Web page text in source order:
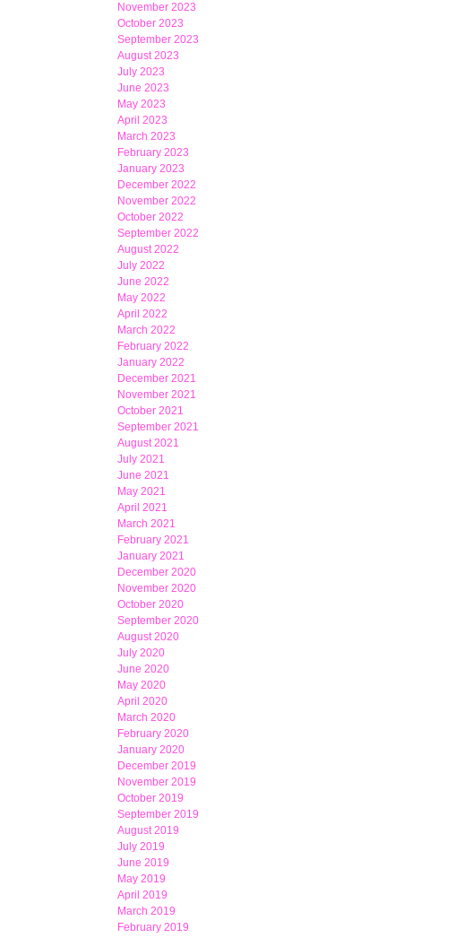
November 2023
October 2023
September 2023
August 2023
July 2023
June 2023
May 2023
April 2023
March 2023
February 2023
January 2023
December 2022
November 2022
October 2022
September 2022
August 2022
July 2022
June 2022
May 2022
April 2022
March 2022
February 2022
January 2022
December 2021
November 2021
October 2021
September 2021
August 2021
July 2021
June 2021
May 2021
April 2021
March 2021
February 2021
January 2021
December 2020
November 2020
October 2020
September 2020
August 2020
July 2020
June 2020
May 2020
April 2020
March 2020
February 2020
January 2020
December 2019
November 2019
October 2019
September 2019
August 2019
July 2019
June 2019
May 2019
April 2019
March 2019
February 2019